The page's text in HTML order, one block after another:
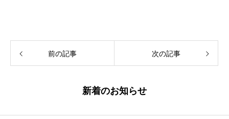
前の記事 次の記事
新着のお知らせ